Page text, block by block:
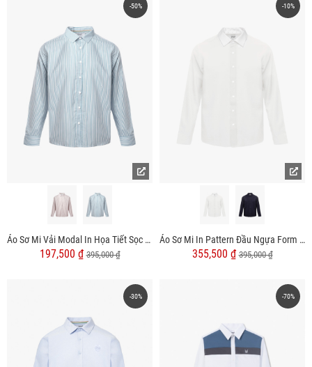
-50%
Áo Sơ Mi Vải Modal In Họa Tiết Sọc Form Regular SM170
197,500 ₫395,000 ₫
-10%
Áo Sơ Mi In Pattern Đầu Ngựa Form Regular SM201
355,500 ₫395,000 ₫
-30% -70%